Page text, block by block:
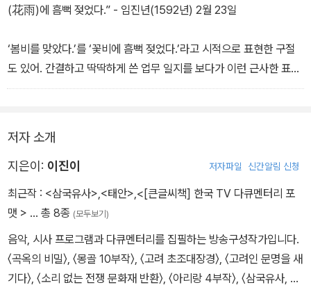
떠나 는 것을 바라보느라고 바람에 몸이 상하는 줄도 몰랐다.” - 병신
(花雨)에 흠뻑 젖었다.” - 임진년(1592년) 2월 23일
‘봄비를 맞았다.’를 ‘꽃비에 흠뻑 젖었다.’라고 시적으로 표현한 구절
도 있어. 간결하고 딱딱하게 쓴 업무 일지를 보다가 이런 근사한 표현
을 보면 우리는 이순신의 또 다른 면을 알 수 있지.
저자 소개
지은이: 이진이 저자파일 신간알림 신청
최근작 : <삼국유사>,<태안>,<[큰글씨책] 한국 TV 다큐멘터리 포
맷 > … 총 8종 (모두보기)
음악, 시사 프로그램과 다큐멘터리를 집필하는 방송구성작가입니다.
〈곡옥의 비밀〉, 〈몽골 10부작〉, 〈고려 초조대장경〉, 〈고려인 문명을 새
기다〉, 〈소리 없는 전쟁 문화재 반환〉, 〈아리랑 4부작〉, 〈삼국유사, 일